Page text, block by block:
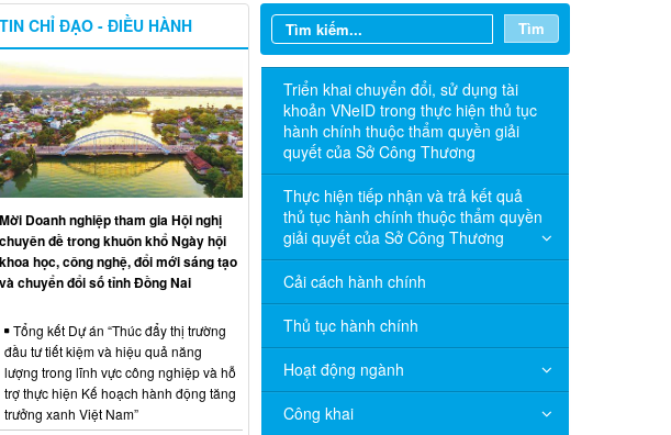
Tìm
Triển khai chuyển đổi, sử dụng tài
khoản VNeID trong thực hiện thủ tục
hành chính thuộc thẩm quyền giải
quyết của Sở Công Thương
Thực hiện tiếp nhận và trả kết quả
thủ tục hành chính thuộc thẩm quyền
giải quyết của Sở Công Thương
Cải cách hành chính
Thủ tục hành chính
Hoạt động ngành
Công khai
TIN CHỈ ĐẠO - ĐIỀU HÀNH
Mời Doanh nghiệp tham gia Hội nghị
chuyên đề trong khuôn khổ Ngày hội
khoa học, công nghệ, đổi mới sáng tạo
và chuyển đổi số tỉnh Đồng Nai
Tổng kết Dự án “Thúc đẩy thị trường
đầu tư tiết kiệm và hiệu quả năng
lượng trong lĩnh vực công nghiệp và hỗ
trợ thực hiện Kế hoạch hành động tăng
trưởng xanh Việt Nam”